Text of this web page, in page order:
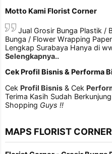
Motto Kami Florist Corner
Jual Grosir Bunga Plastik /
Bunga / Flower Wrapping
Lengkap Surabaya Hanya di
Selengkapnya..
Cek Profil Bisnis & Performa
Cek Profil Bisnis & Cek
Terima Kasih Sudah
Shopping Guys !!
MAPS FLORIST CORNER